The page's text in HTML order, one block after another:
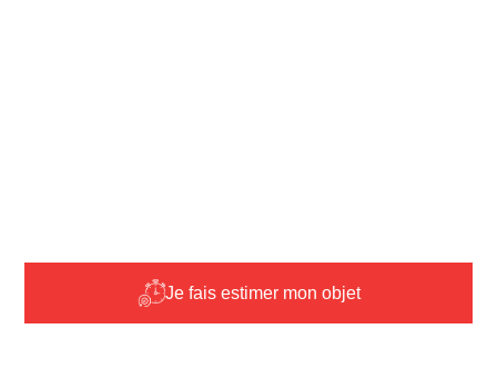
Je fais estimer mon objet